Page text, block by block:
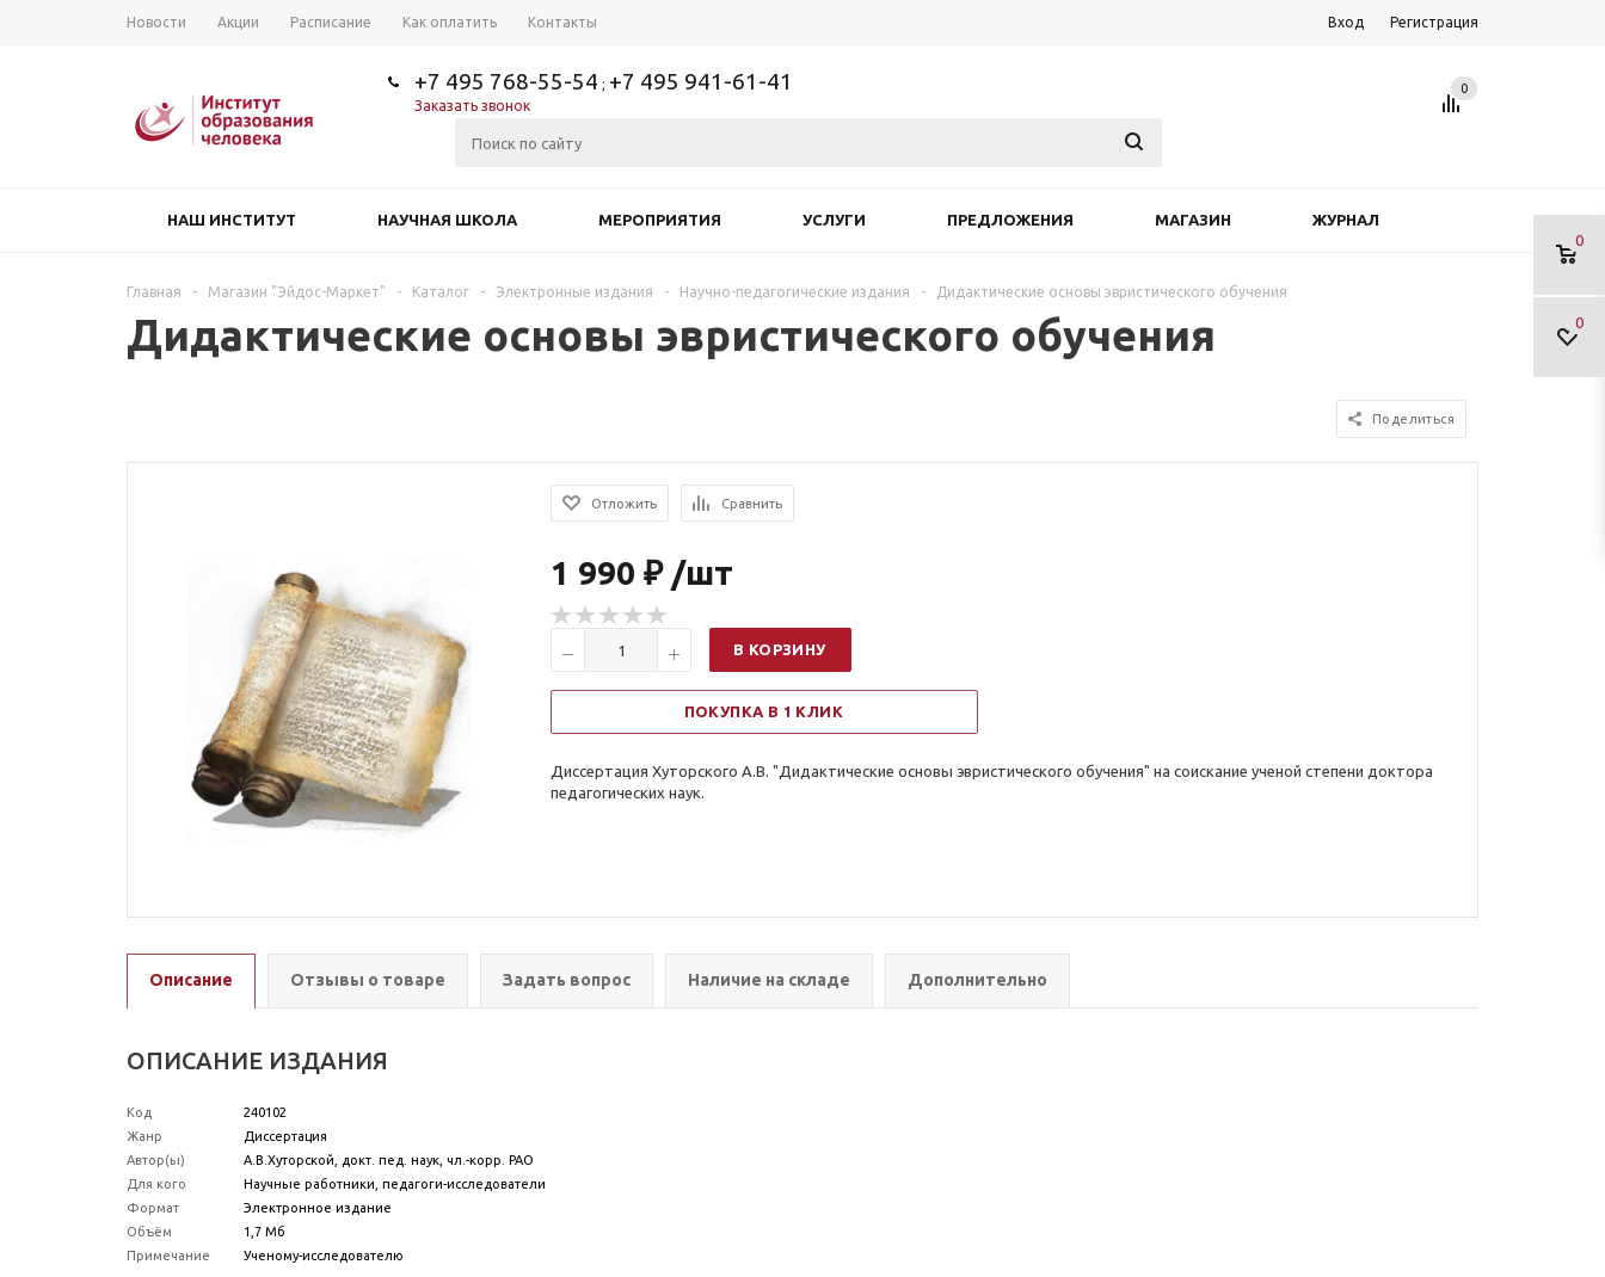
Новости Акции Расписание Как оплатить Контакты Вход Регистрация
+7 495 768-55-54 ; +7 495 941-61-41
Заказать звонок
0
0
0
НАШ ИНСТИТУТ НАУЧНАЯ ШКОЛА МЕРОПРИЯТИЯ УСЛУГИ ПРЕДЛОЖЕНИЯ МАГАЗИН ЖУРНАЛ
Главная - Магазин "Эйдос-Маркет" - Каталог - Электронные издания - Научно-педагогические издания - Дидактические основы эвристического обучения
Дидактические основы эвристического обучения
Поделиться
Отложить Сравнить
1 990 ₽ /шт
В КОРЗИНУ
ПОКУПКА В 1 КЛИК
Диссертация Хуторского А.В. "Дидактические основы эвристического обучения" на соискание ученой степени доктора
педагогических наук.
Описание Отзывы о товаре Задать вопрос Наличие на складе Дополнительно
ОПИСАНИЕ ИЗДАНИЯ
Код
240102
Жанр
Диссертация
Автор(ы)
А.В.Хуторской, докт. пед. наук, чл.-корр. РАО
Для кого
Научные работники, педагоги-исследователи
Формат
Электронное издание
Объём
1,7 Мб
Примечание
Ученому-исследователю